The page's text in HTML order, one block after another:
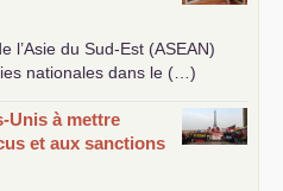
l’Asie du Sud-Est (ASEAN)
nationales dans le (…)
Unis à mettre
et aux sanctions